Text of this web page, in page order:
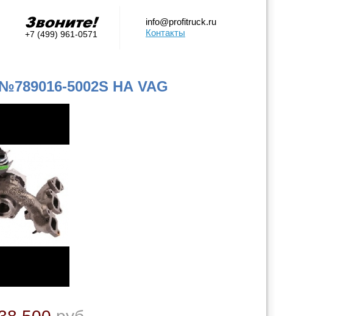
+7 (499) 961-0571
info@profitruck.ru
Контакты
5002S НА VAG